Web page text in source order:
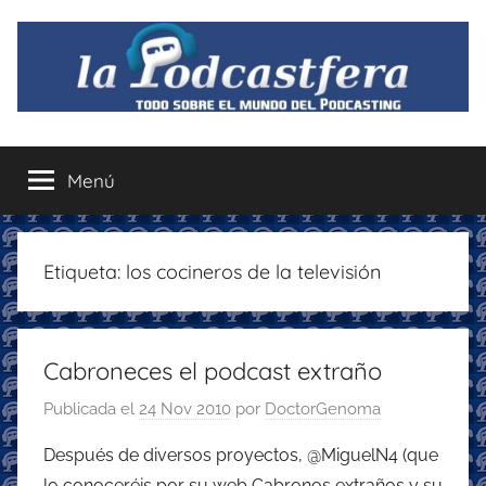
contenido
La
Podcastfera
el
mundo
del
podcasting
recomendaciones
disfrutar
podcastfera
Menú
Etiqueta: los cocineros de la televisión
Cabroneces el podcast extraño
Publicada el 24 Nov 2010 por DoctorGenoma
Después de diversos proyectos, @MiguelN4 (que